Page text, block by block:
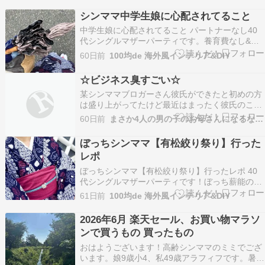
シンママ中学生娘に心配されてること
​中学生娘に心配されてること パートナーなし40
代シングルマザーパーティです。養育費なし&国
際離婚低所得アパート暮らし思春期反抗期ハーフ
中1娘を子育て中美容師歴21年シングルマザー歴
13年パーティです母子家庭のリアルな生活と、ち
ょっと役立つ情報毎日発信中パーティのブログ い
いね…
60日前 100均de 海外風インテリア&DIY
☆ビジネス臭すごい☆
某シンママブロガーさん彼氏ができたと初めの方
は盛り上がってたけど最近はまったく彼氏のこと
書いたりしてなかったけど定期的に彼氏が遊びに
来るんだけどさ昔より来る頻度減っててなんか本
当に謎な関係なんだよね会うたびに別れ話？？？
みたいなのになってるって本人が言ってたらしい
し。会うたびに…
60日前 まさか4人の男の子のお母さんになるなんて。
ぼっちシンママ【有松絞り祭り】行った
レポ
​ぼっちシンママ【有松絞り祭り】行ったレポ 40
代シングルマザーパーティです！ぼっち薪能の続
き…『さみしい？ぼっち【シンママ】薪能行って
みた感想』シンママ ぼっちで薪能行ってみた感想
40代シングルマザーパーティです。養育費なし&
国際離婚低所得アパート暮らし思春期反抗期ハー
フ中…
61日前 100均de 海外風インテリア&DIY
2026年6月 楽天セール、お買い物マラソ
ンで買うもの 買ったもの
おはようございます！高齢シンママのミミでござ
います。娘9歳小4、私49歳アラフィフです。暑い